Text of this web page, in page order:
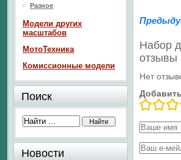
Набор
отзывы
Нет
Разное
Модели других
масштабов
МотоТехника
Комиссионные модели
Поиск
Новости